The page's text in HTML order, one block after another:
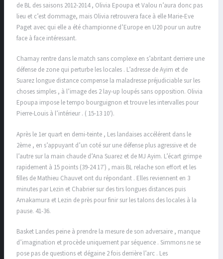
de BL des saisons 2012-2014 , Olivia Epoupa et Valou n’aura donc pas
lieu et c’est dommage, mais Olivia retrouvera face à elle Marie-Eve
Paget avec qui elle a été championne d’Europe en U20 pour un autre
face à face intéressant.
Charnay rentre dans le match sans complexe en s’abritant derriere une
défense de zone qui perturbe les locales . L’adresse de Ayim et de
Suarez longue distance compense la maladresse préjudiciable sur les
choses simples , à l’image des 2 lay-up loupés sans opposition. Olivia
Epoupa impose le tempo bourguignon et trouve les intervalles pour
Pierre-Louis à l’intérieur . ( 15-13 10′).
Après le 1er quart en demi-teinte , Les landaises accélérent dans le
2ème , en s’appuyant d’un coté sur une défense plus agressive et de
l’autre sur la main chaude d’Ana Suarez et de MJ Ayim. L’écart grimpe
rapidement à 15 points (39-24 17′) , mais BL relache son effort et les
filles de Mathieu Chauvet ont du répondant . Elles reviennent en 3
minutes par Lezin et Chabrier sur des tirs longues distances puis
Amakamura et Lezin de près pour finir sur les talons des locales à la
pause. 41-36.
Basket Landes peine à prendre la mesure de son adversaire , manque
d’imagination et procède uniquement par séquence . Simmons ne se
pose pas de questions et dégaine 2 fois derrière l’arc . Les